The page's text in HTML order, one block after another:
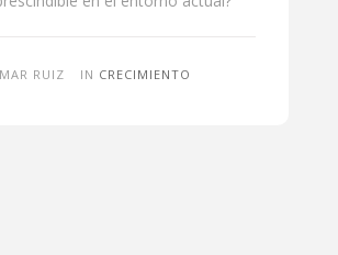
RUIZ IN CRECIMIENTO